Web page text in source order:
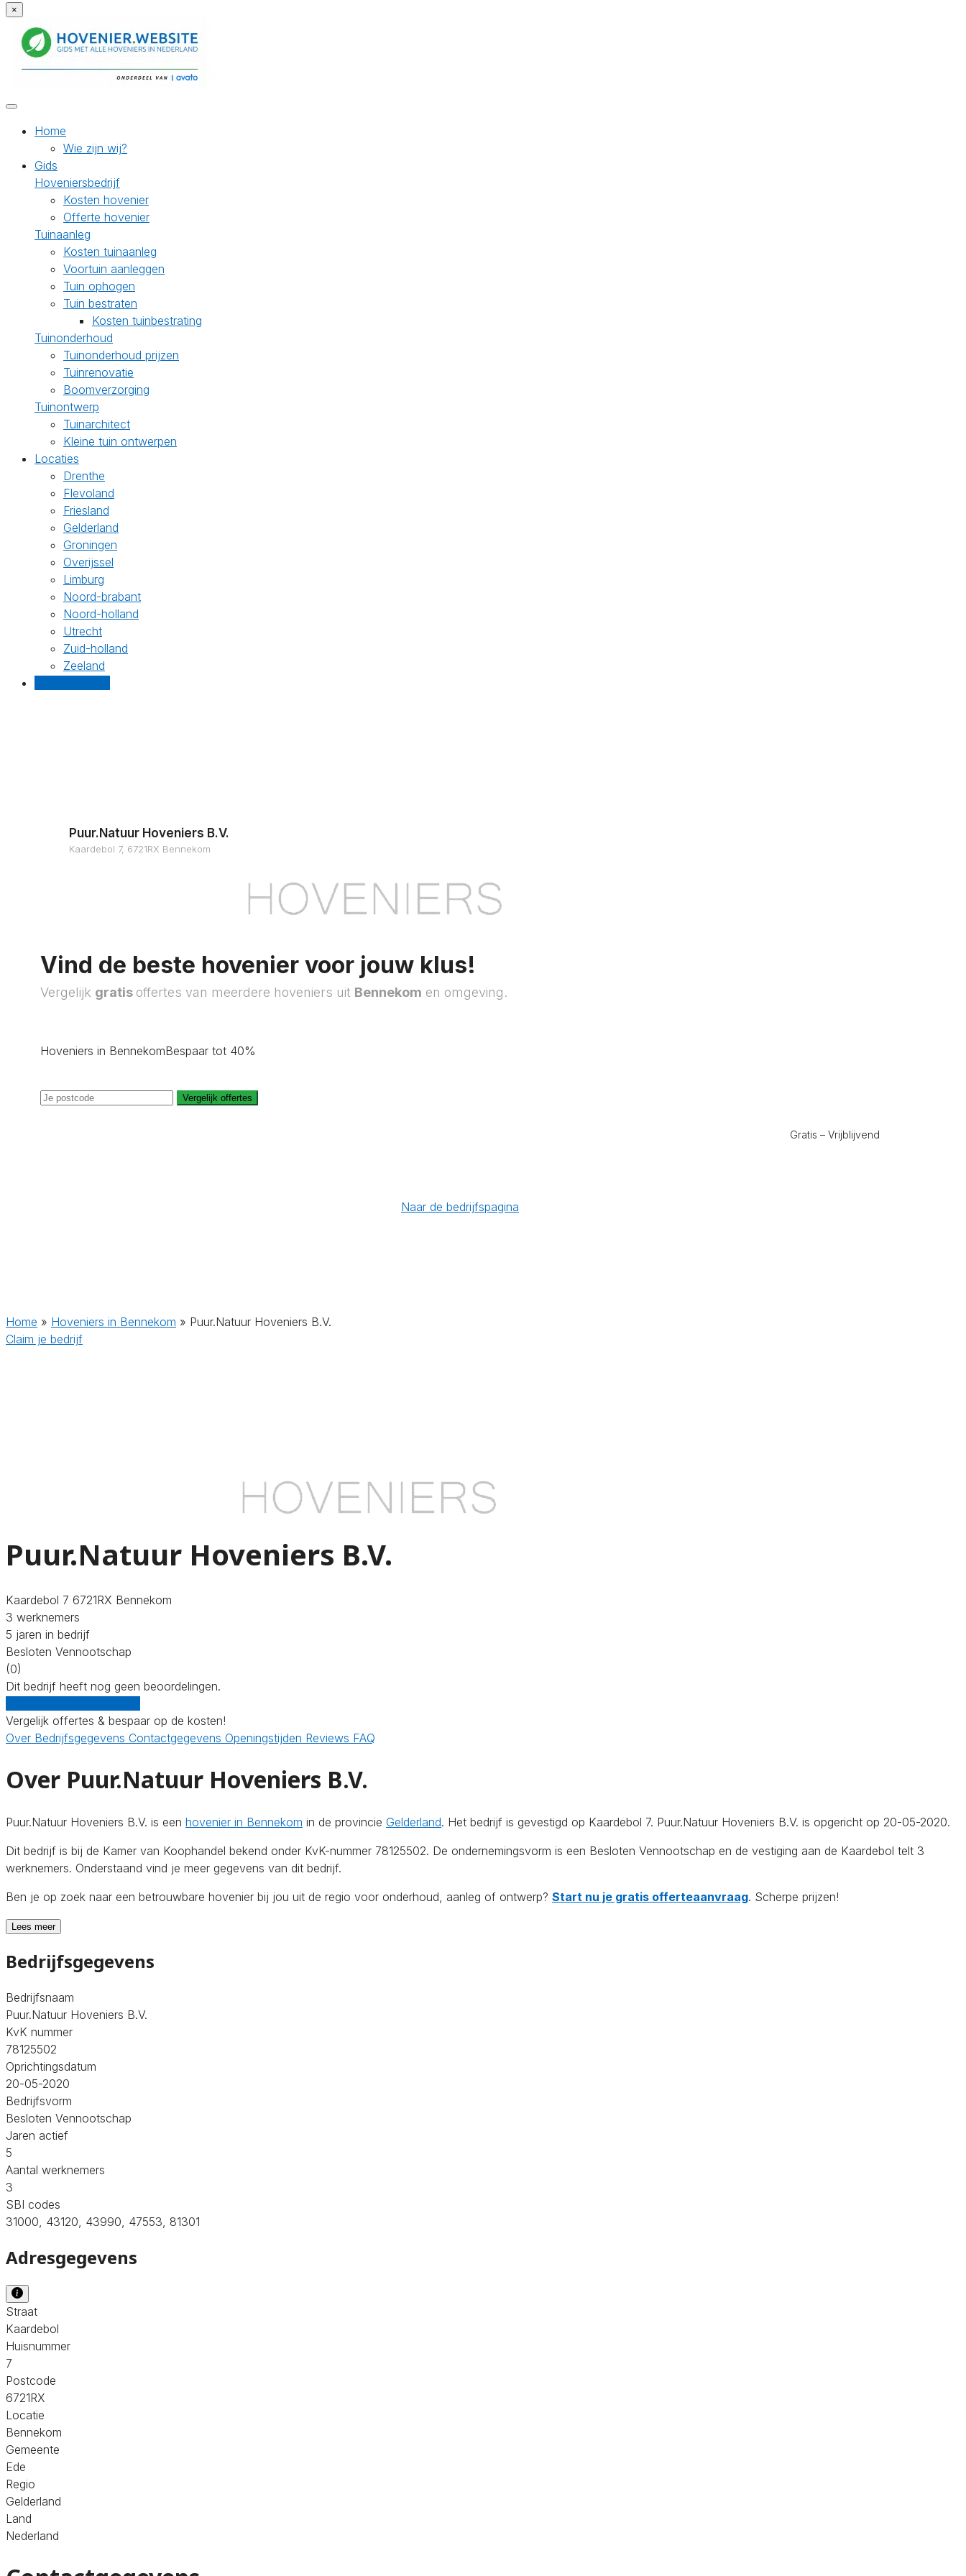
×
Home
Wie zijn wij?
Gids
Hoveniersbedrijf
Kosten hovenier
Offerte hovenier
Tuinaanleg
Kosten tuinaanleg
Voortuin aanleggen
Tuin ophogen
Tuin bestraten
Kosten tuinbestrating
Tuinonderhoud
Tuinonderhoud prijzen
Tuinrenovatie
Boomverzorging
Tuinontwerp
Tuinarchitect
Kleine tuin ontwerpen
Locaties
Drenthe
Flevoland
Friesland
Gelderland
Groningen
Overijssel
Limburg
Noord-brabant
Noord-holland
Utrecht
Zuid-holland
Zeeland
Puur.Natuur Hoveniers B.V.
Kaardebol 7, 6721RX Bennekom
Vind de beste hovenier voor jouw klus!
Vergelijk gratis offertes van meerdere hoveniers uit Bennekom en omgeving.
Hoveniers in BennekomBespaar tot 40%
Vergelijk offertes
Gratis – Vrijblijvend
Naar de bedrijfspagina
Home » Hoveniers in Bennekom » Puur.Natuur Hoveniers B.V.
Claim je bedrijf
Puur.Natuur Hoveniers B.V.
Kaardebol 7 6721RX Bennekom
3 werknemers
5 jaren in bedrijf
Besloten Vennootschap
(0)
Dit bedrijf heeft nog geen beoordelingen.
Vergelijk offertes & bespaar op de kosten!
Over Bedrijfsgegevens Contactgegevens Openingstijden Reviews FAQ
Over Puur.Natuur Hoveniers B.V.
Puur.Natuur Hoveniers B.V. is een hovenier in Bennekom in de provincie Gelderland. Het bedrijf is gevestigd op Kaardebol 7. Puur.Natuur Hoveniers B.V. is opgericht op 20-05-2020.
Dit bedrijf is bij de Kamer van Koophandel bekend onder KvK-nummer 78125502. De ondernemingsvorm is een Besloten Vennootschap en de vestiging aan de Kaardebol telt 3
werknemers. Onderstaand vind je meer gegevens van dit bedrijf.
Ben je op zoek naar een betrouwbare hovenier bij jou uit de regio voor onderhoud, aanleg of ontwerp? Start nu je gratis offerteaanvraag. Scherpe prijzen!
Lees meer
Bedrijfsgegevens
Bedrijfsnaam
Puur.Natuur Hoveniers B.V.
KvK nummer
78125502
Oprichtingsdatum
20-05-2020
Bedrijfsvorm
Besloten Vennootschap
Jaren actief
5
Aantal werknemers
3
SBI codes
31000, 43120, 43990, 47553, 81301
Adresgegevens
Straat
Kaardebol
Huisnummer
7
Postcode
6721RX
Locatie
Bennekom
Gemeente
Ede
Regio
Gelderland
Land
Nederland